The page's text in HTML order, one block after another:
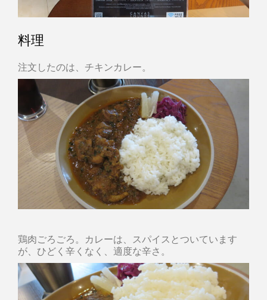
料理
注文したのは、チキンカレー。
鶏肉ごろごろ。カレーは、スパイスとついています
が、ひどく辛くなく、適度な辛さ。